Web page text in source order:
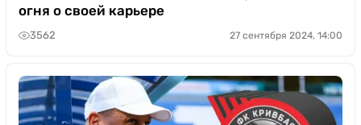
огня о своей карьере
3562 27 сентября 2024, 14:00